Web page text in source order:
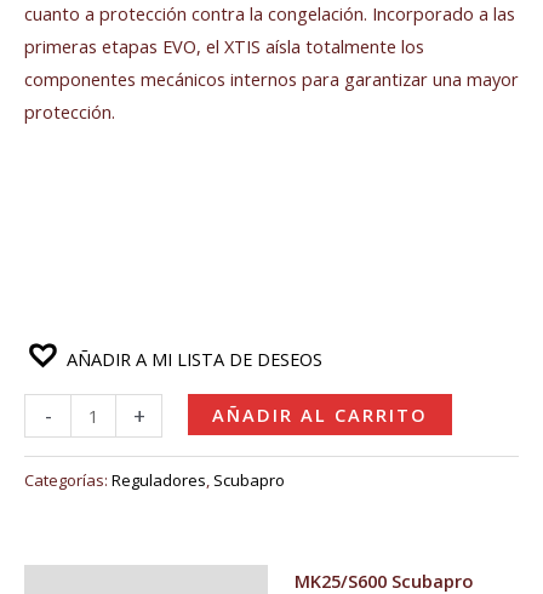
cuanto a protección contra la congelación. Incorporado a las
primeras etapas EVO, el XTIS aísla totalmente los
componentes mecánicos internos para garantizar una mayor
protección.
AÑADIR A MI LISTA DE DESEOS
- + AÑADIR AL CARRITO
Categorías: Reguladores Scubapro
MK25/S600 Scubapro